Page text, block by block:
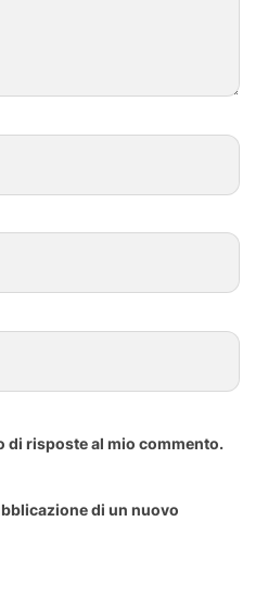
di risposte al mio commento.
di un nuovo